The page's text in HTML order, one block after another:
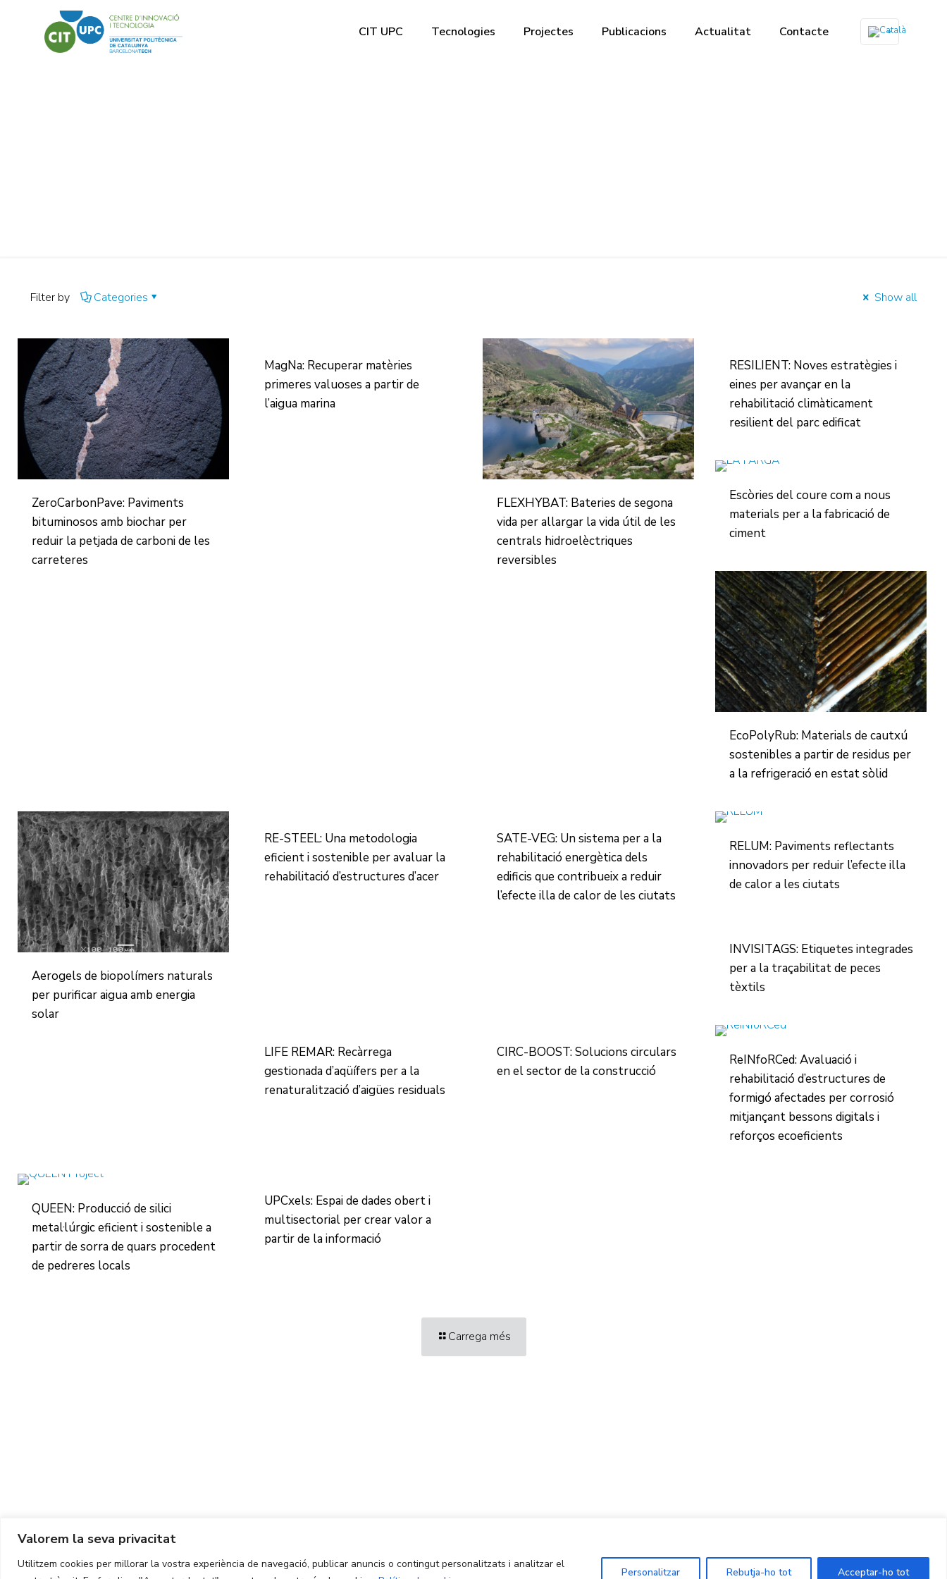
Valorem la seva privacitat
Utilitzem cookies per millorar la vostra experiència de navegació, publicar anuncis o contingut personalitzats i analitzar el
Personalitzar Rebutja-ho tot Acceptar-ho tot
CIT UPC Tecnologies Projectes Publicacions Actualitat Contacte
Filter by Categories Show all
ZeroCarbonPave: Paviments
bituminosos amb biochar per
reduir la petjada de carboni de les
carreteres
MagNa: Recuperar matèries
primeres valuoses a partir de
l’aigua marina
FLEXHYBAT: Bateries de segona
vida per allargar la vida útil de les
centrals hidroelèctriques
reversibles
RESILIENT: Noves estratègies i
eines per avançar en la
rehabilitació climàticament
resilient del parc edificat
Escòries del coure com a nous
materials per a la fabricació de
ciment
EcoPolyRub: Materials de cautxú
sostenibles a partir de residus per
a la refrigeració en estat sòlid
Aerogels de biopolímers naturals
per purificar aigua amb energia
solar
RE-STEEL: Una metodologia
eficient i sostenible per avaluar la
rehabilitació d’estructures d’acer
SATE-VEG: Un sistema per a la
rehabilitació energètica dels
edificis que contribueix a reduir
l’efecte illa de calor de les ciutats
RELUM: Paviments reflectants
innovadors per reduir l’efecte illa
de calor a les ciutats
INVISITAGS: Etiquetes integrades
per a la traçabilitat de peces
tèxtils
LIFE REMAR: Recàrrega
gestionada d’aqüífers per a la
renaturalització d’aigües residuals
CIRC-BOOST: Solucions circulars
en el sector de la construcció
ReINfoRCed: Avaluació i
rehabilitació d’estructures de
formigó afectades per corrosió
mitjançant bessons digitals i
reforços ecoeficients
QUEEN: Producció de silici
metal·lúrgic eficient i sostenible a
partir de sorra de quars procedent
de pedreres locals
UPCxels: Espai de dades obert i
multisectorial per crear valor a
partir de la informació
Carrega més
Copyright © 2026CIT UPC. All rights reserved.